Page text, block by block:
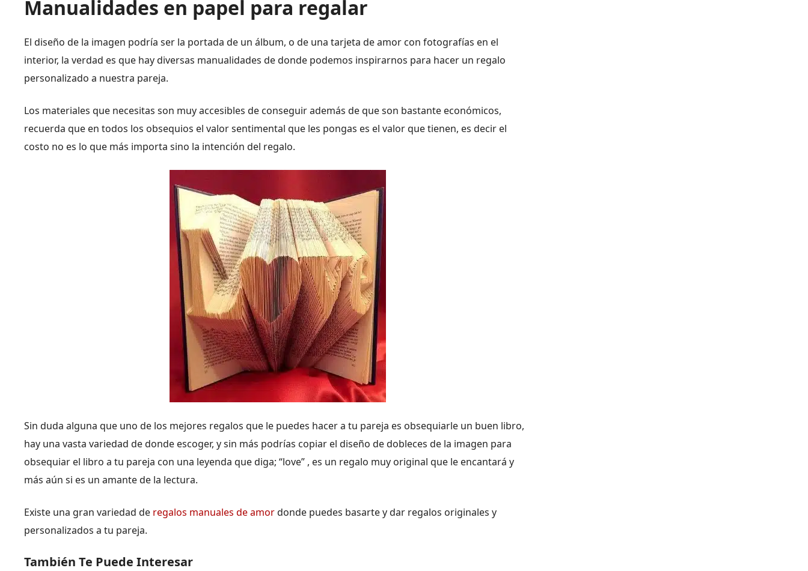
Manualidades en papel para regalar
El diseño de la imagen podría ser la portada de un álbum, o de una tarjeta de amor con fotografías en el
interior, la verdad es que hay diversas manualidades de donde podemos inspirarnos para hacer un regalo
personalizado a nuestra pareja.
Los materiales que necesitas son muy accesibles de conseguir además de que son bastante económicos,
recuerda que en todos los obsequios el valor sentimental que les pongas es el valor que tienen, es decir el
costo no es lo que más importa sino la intención del regalo.
Sin duda alguna que uno de los mejores regalos que le puedes hacer a tu pareja es obsequiarle un buen libro,
hay una vasta variedad de donde escoger, y sin más podrías copiar el diseño de dobleces de la imagen para
obsequiar el libro a tu pareja con una leyenda que diga; “love” , es un regalo muy original que le encantará y
más aún si es un amante de la lectura.
Existe una gran variedad de regalos manuales de amordonde puedes basarte y dar regalos originales y
personalizados a tu pareja.
También Te Puede Interesar